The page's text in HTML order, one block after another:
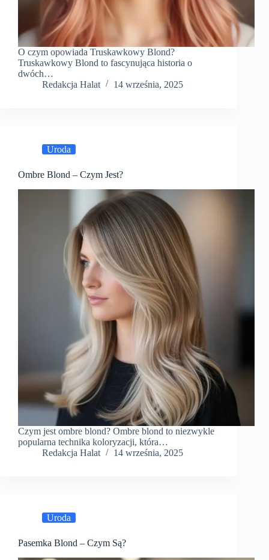
O czym opowiada Truskawkowy Blond?
Truskawkowy Blond to fascynująca historia o
dwóch…
Redakcja Halat
14 września, 2025
Uroda
Ombre Blond – Czym Jest?
Czym jest ombre blond? Ombre blond to niezwykle
popularna technika koloryzacji, która…
Redakcja Halat
14 września, 2025
Uroda
Pasemka Blond – Czym Są?